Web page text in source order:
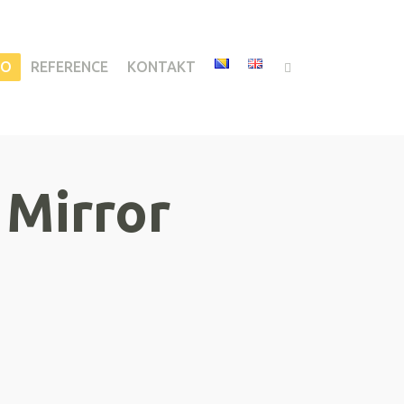
REFERENCE KONTAKT
Mirror